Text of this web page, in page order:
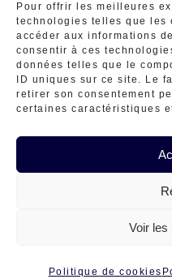
Pour offrir les meilleures
technologies telles que les
accéder aux informations
consentir à ces
données telles que le
ID uniques sur ce site. Le
retirer son consentement
certaines caractéristiques
Voir les
Politique de cookies
S’ouvre
dans
un
S’ouvre
dans
un
Adresse :
Ambares et
Téléphone :
0629416839
application
E-mail :
Mon compte